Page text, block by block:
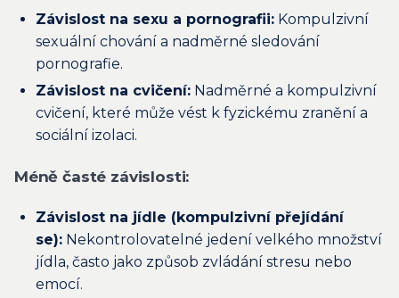
Závislost na sexu a pornografii: Kompulzivní
sexuální chování a nadměrné sledování
pornografie.
Závislost na cvičení: Nadměrné a kompulzivní
cvičení, které může vést k fyzickému zranění a
sociální izolaci.
Méně časté závislosti:
Závislost na jídle (kompulzivní přejídání
se): Nekontrolovatelné jedení velkého množství
jídla, často jako způsob zvládání stresu nebo
emocí.